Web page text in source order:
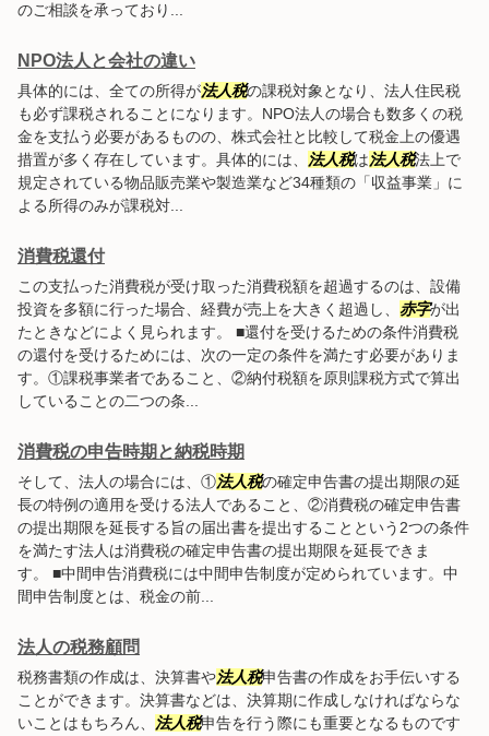
のご相談を承っており...
NPO法人と会社の違い
具体的には、全ての所得が法人税の課税対象となり、法人住民税
も必ず課税されることになります。NPO法人の場合も数多くの税
金を支払う必要があるものの、株式会社と比較して税金上の優遇
措置が多く存在しています。具体的には、
法人税は法人税法上で
規定されている物品販売業や製造業など34種類の「収益事業」に
よる所得のみが課税対...
消費税還付
この支払った消費税が受け取った消費税額を超過するのは、設備
投資を多額に行った場合、経費が売上を大きく超過し、 赤字が出
たときなどによく見られます。 ■還付を受けるための条件消費税
の還付を受けるためには、次の一定の条件を満たす必要がありま
す。①課税事業者であること、②納付税額を原則課税方式で算出
していることの二つの条...
消費税の申告時期と納税時期
そして、法人の場合には、①法人税の確定申告書の提出期限の延
長の特例の適用を受ける法人であること、②消費税の確定申告書
の提出期限を延長する旨の届出書を提出することという2つの条件
を満たす法人は消費税の確定申告書の提出期限を延長できま
す。 ■中間申告消費税には中間申告制度が定められています。中
間申告制度とは、税金の前...
法人の税務顧問
税務書類の作成は、決算書や法人税申告書の作成をお手伝いする
ことができます。決算書などは、決算期に作成しなければならな
いことはもちろん、
法人税申告を行う際にも重要となるものです